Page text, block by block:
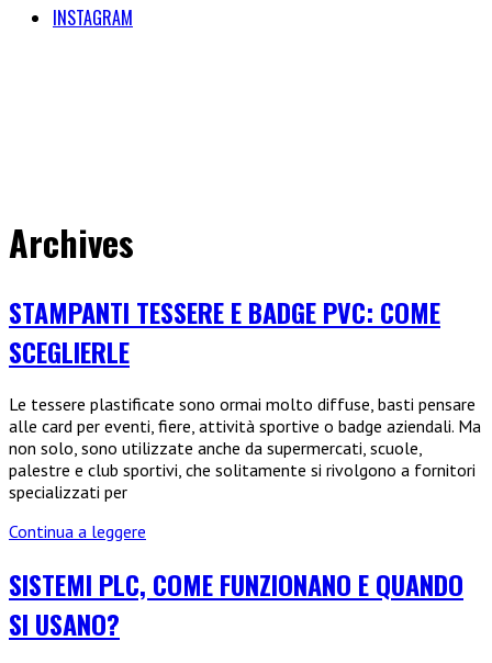
INSTAGRAM
Archives
STAMPANTI TESSERE E BADGE PVC: COME
SCEGLIERLE
Le tessere plastificate sono ormai molto diffuse, basti pensare
alle card per eventi, fiere, attività sportive o badge aziendali. Ma
non solo, sono utilizzate anche da supermercati, scuole,
palestre e club sportivi, che solitamente si rivolgono a fornitori
specializzati per
Continua a leggere
badge
SISTEMI PLC, COME FUNZIONANO E QUANDO
SI USANO?